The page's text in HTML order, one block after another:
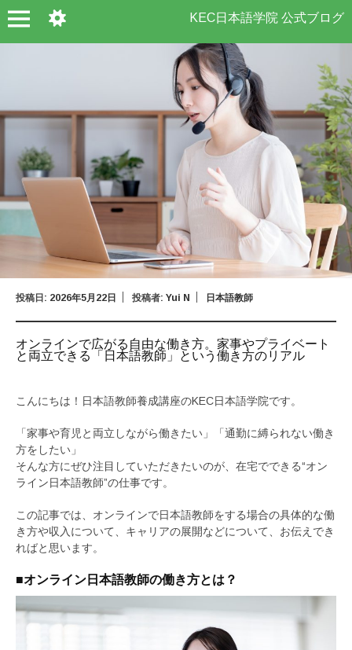
KEC日本語学院 公式ブログ
投稿日: 2026年5月22日 投稿者: Yui N 日本語教師
オンラインで広がる自由な働き方。家事やプライベート
と両立できる「日本語教師」という働き方のリアル
こんにちは！日本語教師養成講座のKEC日本語学院です。
「家事や育児と両立しながら働きたい」「通勤に縛られない働き
方をしたい」
そんな方にぜひ注目していただきたいのが、在宅でできる“オン
ライン日本語教師”の仕事です。
この記事では、オンラインで日本語教師をする場合の具体的な働
き方や収入について、キャリアの展開などについて、お伝えでき
ればと思います。
■オンライン日本語教師の働き方とは？